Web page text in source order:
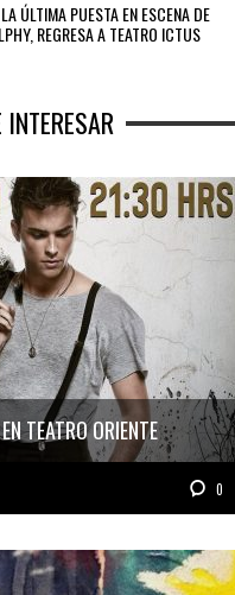
ÚLTIMA PUESTA EN ESCENA DE
REGRESA A TEATRO ICTUS
TEATRO ORIENTE
0